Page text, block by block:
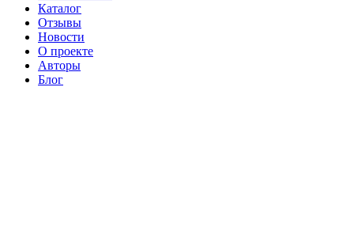
Каталог
Отзывы
Новости
О проекте
Авторы
Блог